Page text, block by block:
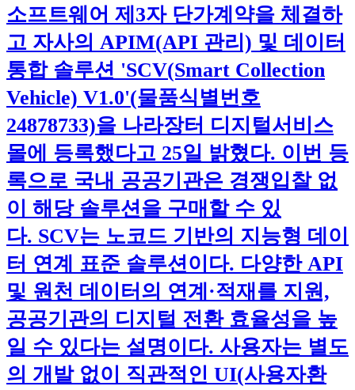
소프트웨어 제3자 단가계약을 체결하
고 자사의 APIM(API 관리) 및 데이터
통합 솔루션 'SCV(Smart Collection
Vehicle) V1.0'(물품식별번호
24878733)을 나라장터 디지털서비스
몰에 등록했다고 25일 밝혔다. 이번 등
록으로 국내 공공기관은 경쟁입찰 없
이 해당 솔루션을 구매할 수 있
다. SCV는 노코드 기반의 지능형 데이
터 연계 표준 솔루션이다. 다양한 API
및 원천 데이터의 연계·적재를 지원,
공공기관의 디지털 전환 효율성을 높
일 수 있다는 설명이다. 사용자는 별도
의 개발 없이 직관적인 UI(사용자환